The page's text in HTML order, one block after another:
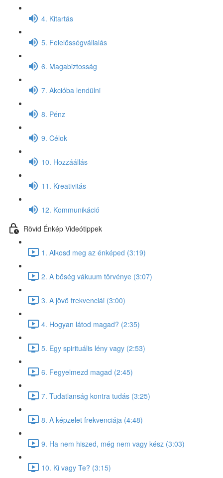
4. Kitartás
5. Felelősségvállalás
6. Magabiztosság
7. Akcióba lendülni
8. Pénz
9. Célok
10. Hozzáállás
11. Kreativitás
12. Kommunikáció
Rövid Énkép Videótippek
1. Alkosd meg az énképed (3:19)
2. A bőség vákuum törvénye (3:07)
3. A jövő frekvenciái (3:00)
4. Hogyan látod magad? (2:35)
5. Egy spirituális lény vagy (2:53)
6. Fegyelmezd magad (2:45)
7. Tudatlanság kontra tudás (3:25)
8. A képzelet frekvenciája (4:48)
9. Ha nem hiszed, még nem vagy kész (3:03)
10. Ki vagy Te? (3:15)